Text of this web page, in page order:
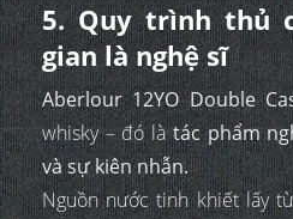
5. Quy trình thủ
gian là nghệ sĩ
Aberlour 12YO Double
whisky – đó làtác phẩm
và sự kiên nhẫn.
Nguồn nước tinh khiết lấy